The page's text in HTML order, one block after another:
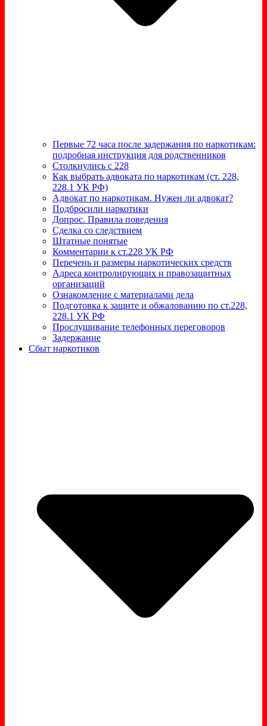
Первые 72 часа после задержания по наркотикам:
подробная инструкция для родственников
Столкнулись с 228
Как выбрать адвоката по наркотикам (ст. 228,
228.1 УК РФ)
Адвокат по наркотикам. Нужен ли адвокат?
Подбросили наркотики
Допрос. Правила поведения
Сделка со следствием
Штатные понятые
Комментарии к ст.228 УК РФ
Перечень и размеры наркотических средств
Адреса контролирующих и правозащитных
организаций
Ознакомление с материалами дела
Подготовка к защите и обжалованию по ст.228,
228.1 УК РФ
Прослушивание телефонных переговоров
Задержание
Сбыт наркотиков